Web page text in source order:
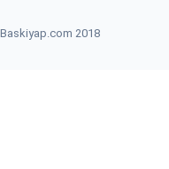
2018